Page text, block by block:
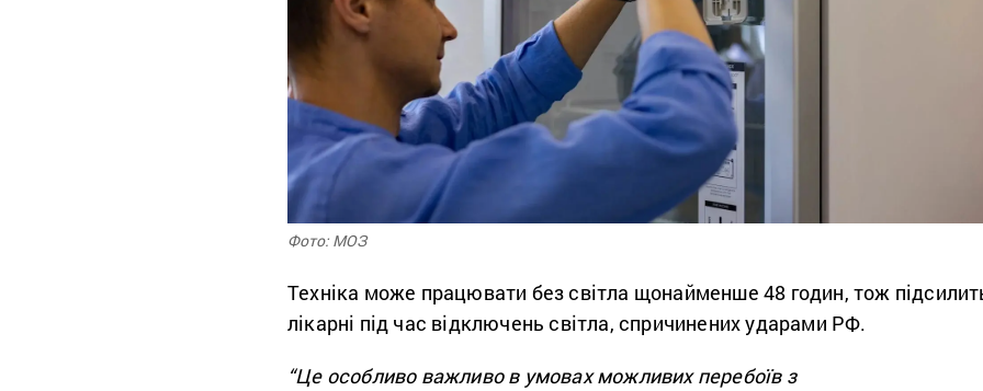
Фото: МОЗ
Техніка може працювати без світла щонайменше 48 годин, тож
лікарні під час відключень світла, спричинених ударами РФ.
“Це особливо важливо в умовах можливих перебоїв з